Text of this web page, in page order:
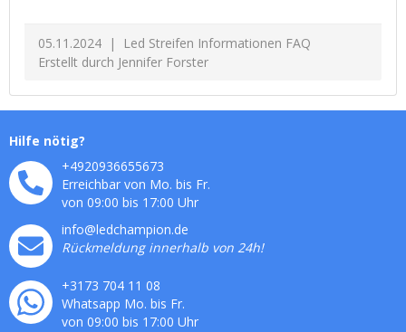
05.11.2024
Led Streifen Informationen FAQ
Erstellt durch Jennifer Forster
Hilfe nötig?
+4920936655673
Erreichbar von Mo. bis Fr.
von 09:00 bis 17:00 Uhr
info@ledchampion.de
Rückmeldung innerhalb von 24h!
+3173 704 11 08
Whatsapp Mo. bis Fr.
von 09:00 bis 17:00 Uhr